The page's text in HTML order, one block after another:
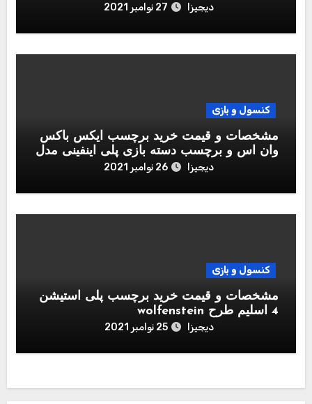
دیجیزا 27 نوامبر 2021
کنسول و بازی
مشخصات و قیمت خرید برچسب ایکس باکس
وان اس و برچسب دسته بازی پلی اینفینی مدل
Call of Duty Black Ops Cold War
دیجیزا 26 نوامبر 2021
کنسول و بازی
مشخصات و قیمت خرید برچسب پلی استیشن
4 اسلیم طرح wolfenstein
دیجیزا 25 نوامبر 2021